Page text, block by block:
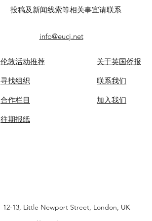
投稿及新闻线索等相关事宜请联系
info@eucj.net
伦敦活动推荐
​寻找组织
合作栏目
​往期报纸
关于英国侨报
联系我们
​加入我们
12-13, Little Newport Street, London, UK